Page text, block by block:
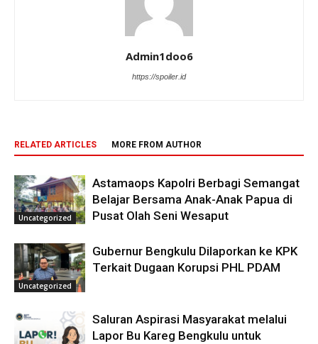
Admin1doo6
https://spoiler.id
RELATED ARTICLES MORE FROM AUTHOR
Uncategorized
Astamaops Kapolri Berbagi Semangat
Belajar Bersama Anak-Anak Papua di
Pusat Olah Seni Wesaput
Uncategorized
Gubernur Bengkulu Dilaporkan ke KPK
Terkait Dugaan Korupsi PHL PDAM
Saluran Aspirasi Masyarakat melalui
Lapor Bu Kareg Bengkulu untuk